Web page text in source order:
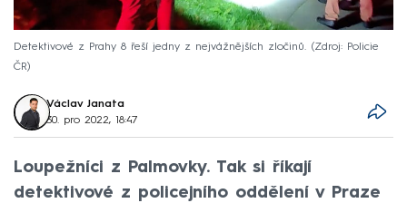
Detektivové z Prahy 8 řeší jedny z nejvážnějších zločinů.
Zdroj: Policie
ČR
Václav Janata
30. pro 2022, 18:47
Loupežníci z Palmovky. Tak si říkají
detektivové z policejního oddělení v Praze